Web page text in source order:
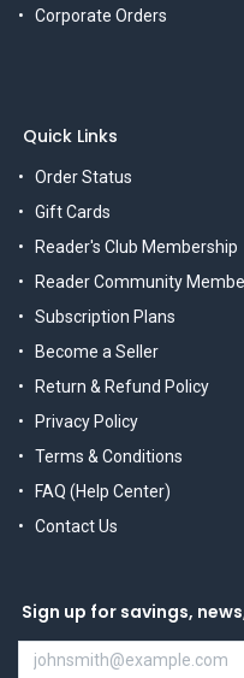
Corporate Orders
Quick Links
Order Status
Gift Cards
Reader's Club Membership
Reader Community
Subscription Plans
Become a Seller
Return & Refund Policy
Privacy Policy
Terms & Conditions
FAQ (Help Center)
Contact Us
Sign up for savings,